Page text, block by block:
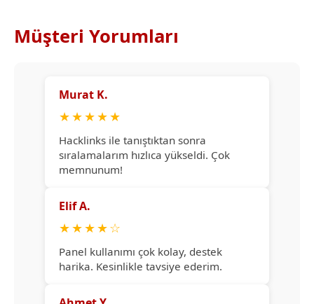
Müşteri Yorumları
Murat K.
★★★★★
Hacklinks ile tanıştıktan sonra
sıralamalarım hızlıca yükseldi. Çok
memnunum!
Elif A.
★★★★☆
Panel kullanımı çok kolay, destek
harika. Kesinlikle tavsiye ederim.